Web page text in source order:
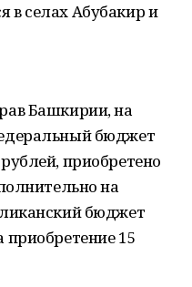
селах Абубакир и
Башкирии, на
бюджет
приобретено
на
бюджет
15